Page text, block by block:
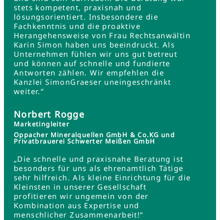
stets kompetent, praxisnah und
lösungsorientiert. Insbesondere die
Fachkenntnis und die proaktive
Herangehensweise von Frau Rechtsanwältin
Karin Simon haben uns beeindruckt. Als
Unternehmen fühlen wir uns gut betreut
und können auf schnelle und fundierte
Antworten zählen. Wir empfehlen die
Kanzlei SimonGraeser uneingeschränkt
weiter.“
Norbert Rogge
Marketingleiter
Oppacher Mineralquellen GmbH & Co.KG und
Privatbrauerei Schwerter Meißen GmbH
„Die schnelle und praxisnahe Beratung ist
besonders für uns als ehrenamtlich Tätige
sehr hilfreich. Als kleine Einrichtung für die
Kleinsten in unserer Gesellschaft
profitieren wir ungemein von der
Kombination aus Expertise und
menschlicher Zusammenarbeit!“